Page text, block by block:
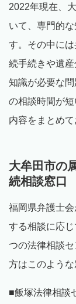
2022年現在、
いて、専門的
す。その中に
続手続きや遺
知識が必要な
の相談時間が
内容をまとめて
大牟田市の
続相談窓口
福岡県弁護士
する相談に応
つの法律相談
方はこのような
■飯塚法律相談